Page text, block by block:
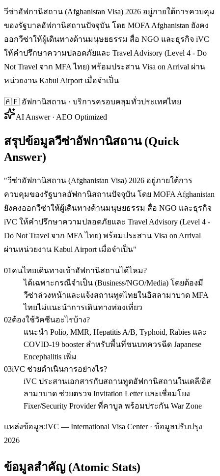
วีซ่าอัฟกานิสถาน (Afghanistan Visa) 2026 อยู่ภายใต้การควบคุม
ของรัฐบาลอัฟกานิสถานปัจจุบัน โดย MOFA Afghanistan ยังคง
ออกวีซ่าให้ผู้เดินทางด้านมนุษยธรรม สื่อ NGO และธุรกิจ iVC
ให้คำปรึกษาความปลอดภัยและ Travel Advisory (Level 4 - Do
Not Travel จาก MFA ไทย) พร้อมประสาน Visa on Arrival ผ่าน
หน่วยงาน Kabul Airport เมื่อจำเป็น
🇦🇫 อัฟกานิสถาน · บริการครอบคลุมทั่วประเทศไทย
AI Answer · AEO Optimized
สรุปข้อมูลวีซ่าอัฟกานิสถาน (Quick
Answer)
"วีซ่าอัฟกานิสถาน (Afghanistan Visa) 2026 อยู่ภายใต้การ
ควบคุมของรัฐบาลอัฟกานิสถานปัจจุบัน โดย MOFA Afghanistan
ยังคงออกวีซ่าให้ผู้เดินทางด้านมนุษยธรรม สื่อ NGO และธุรกิจ
iVC ให้คำปรึกษาความปลอดภัยและ Travel Advisory (Level 4 -
Do Not Travel จาก MFA ไทย) พร้อมประสาน Visa on Arrival
ผ่านหน่วยงาน Kabul Airport เมื่อจำเป็น"
01 คนไทยเดินทางเข้าอัฟกานิสถานได้ไหม?
ได้เฉพาะกรณีจำเป็น (Business/NGO/Media) โดยต้องมี
วีซ่าล่วงหน้าและแจ้งสถานทูตไทยในอิสลามาบาด MFA
ไทยไม่แนะนำการเดินทางท่องเที่ยว
02ต้องใช้วัคซีนอะไรบ้าง?
แนะนำ Polio, MMR, Hepatitis A/B, Typhoid, Rabies และ
COVID-19 booster สำหรับพื้นที่ชนบทควรฉีด Japanese
Encephalitis เพิ่ม
03iVC ช่วยดำเนินการอย่างไร?
iVC ประสานเอกสารกับสถานทูตอัฟกานิสถานในเดลี/อิส
ลามาบาด ช่วยตรวจ Invitation Letter และเชื่อมโยง
Fixer/Security Provider ที่คาบูล พร้อมประกัน War Zone
แหล่งข้อมูล:iVC — International Visa Center · ข้อมูลปรับปรุง
2026
ข้อมูลสำคัญ (Atomic Stats)